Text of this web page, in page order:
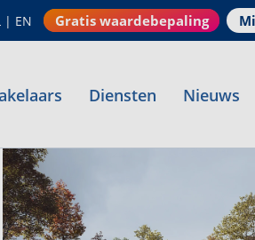
| EN Gratis waardebepaling
Diensten Nieuws